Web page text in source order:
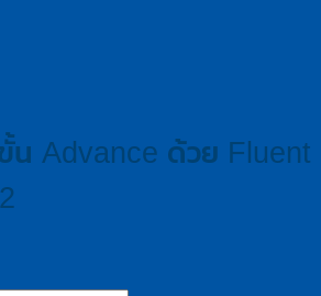
Advance ด้วย Fluent